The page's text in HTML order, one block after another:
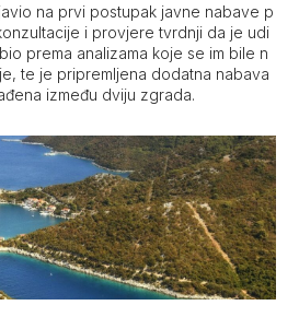
na prvi postupak javne nabave p
i provjere tvrdnji da je udi
prema analizama koje se im bile n
te je pripremljena dodatna nabava
između dviju zgrada.